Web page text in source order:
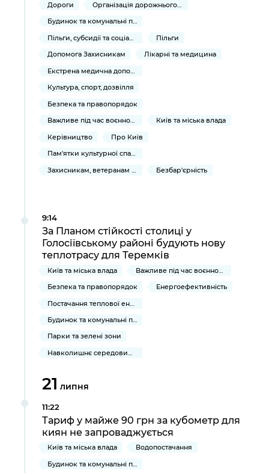
Дороги
Організація дорожнього руху
Будинок та комунальні послуги
Пільги, субсидії та соціальний захист
Пільги
Допомога Захисникам
Лікарні та медицина
Екстрена медична допомога
Культура, спорт, дозвілля
Безпека та правопорядок
Важливе під час воєнного стану
Київ та міська влада
Керівництво
Про Київ
Пам'ятки культурної спадщини
Безбар'єрність
9:14
За Планом стійкості столиці у
Голосіївському районі будують нову
теплотрасу для Теремків
Київ та міська влада
Безпека та правопорядок
Енергоефективність
Постачання теплової енергії та гарячої води
Будинок та комунальні послуги
Парки та зелені зони
Навколишнє середовище міста
21 липня
11:22
Тариф у майже 90 грн за кубометр для
киян не запроваджується
Київ та міська влада
Водопостачання
Будинок та комунальні послуги